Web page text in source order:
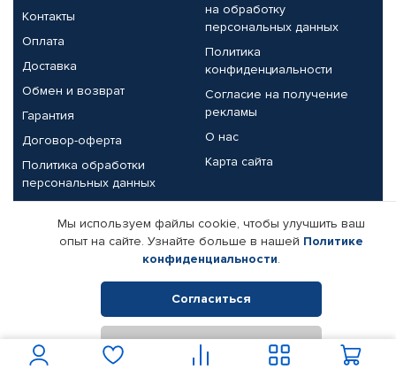
Контакты
Оплата
Доставка
Обмен и возврат
Гарантия
Договор-оферта
Политика обработки
персональных данных
на обработку
персональных данных
Политика
конфиденциальности
Согласие на получение
рекламы
О нас
Карта сайта
Партнерам
Корпоративным клиентам
Поставщикам
Реквизиты компании
© КАМАЗ ЦЕНТР ДОНЕЦК, 2015-2026. Все права защищены.
Интернет-магазин автомобильных товаров Автопрофи.
Мы используем файлы cookie, чтобы улучшить ваш
опыт на сайте. Узнайте больше в нашей Политике
конфиденциальности.
Согласиться
Отклонить